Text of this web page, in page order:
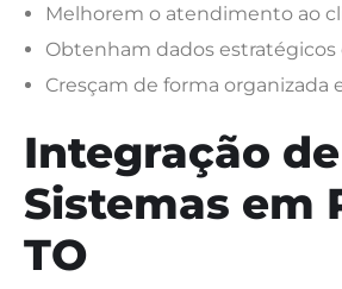
Melhorem o atendimento ao
Obtenham dados estratégicos
Cresçam de forma organizada
Integração de
Sistemas em
TO